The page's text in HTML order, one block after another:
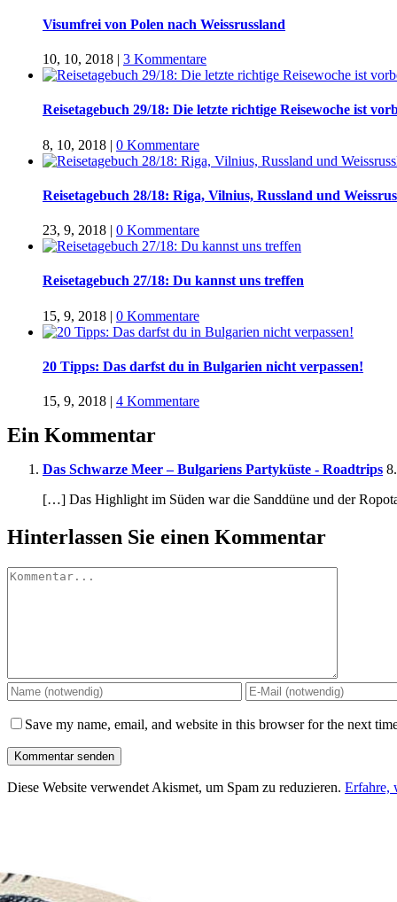
Visumfrei von Polen nach Weissrussland
10, 10, 2018 | 3 Kommentare
Reisetagebuch 29/18: Die letzte richtige Reisewoche ist
8, 10, 2018 | 0 Kommentare
Reisetagebuch 28/18: Riga, Vilnius, Russland und
23, 9, 2018 | 0 Kommentare
Reisetagebuch 27/18: Du kannst uns treffen
15, 9, 2018 | 0 Kommentare
20 Tipps: Das darfst du in Bulgarien nicht verpassen!
15, 9, 2018 | 4 Kommentare
Ein Kommentar
Das Schwarze Meer – Bulgariens Partyküste - Roadtrips
[…] Das Highlight im Süden war die Sanddüne und der
Hinterlassen Sie einen Kommentar
Kommentar
Save my name, email, and website in this browser for the next
Diese Website verwendet Akismet, um Spam zu reduzieren. Erfahre,